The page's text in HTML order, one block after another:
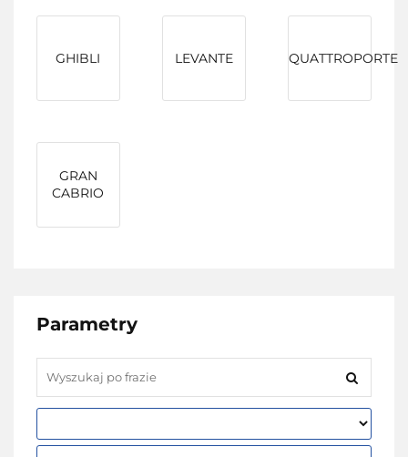
GHIBLI LEVANTE QUATTROPORTE
GRAN
CABRIO
Parametry